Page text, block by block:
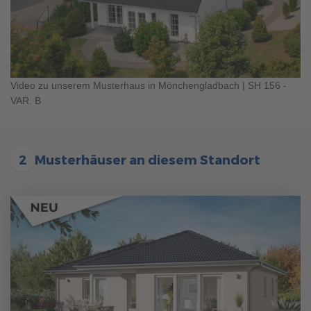
Akzeptieren
powered by
Usercentrics Consent Management
Platform
Einfamilienhaus
Video zu unserem Musterhaus in Mönchengladbach | SH 156 -
VAR. B
MPskin zu laden!
Inhalte einzubetten, die Daten über Ihre Aktivitäten
sammeln können. Bitte prüfen Sie die Details und
akzeptieren Sie den Dienst, um diese Inhalte zu
sehen.
Mehr Informationen
Akzeptieren
2 Musterhäuser an diesem Standort